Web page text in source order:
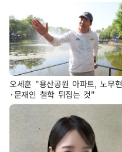
오세훈 "용산공원 아파트, 노무현
·문재인 철학 뒤집는 것"